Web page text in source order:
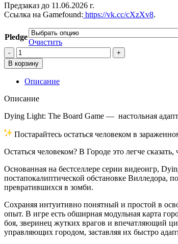
Предзаказ до 11.06.2026 г.
Ссылка на Gamefound: https://vk.cc/cXzXv8.
Pledge
Очистить
Количество
товара
Dying
Light
В корзину
Описание
Описание
Dying Light: The Board Game — настольная
Постарайтесь остаться человеком в
Остаться человеком? В Городе это легче сказать,
Основанная на бестселлере серии видеоигр,
постапокалиптической обстановке Вилледора,
превратившихся в зомби.
Сохраняя интуитивно понятный и простой в
опыт. В игре есть обширная модульная карта
боя, зверинец жутких врагов и впечатляющий
управляющих городом, заставляя их быстро